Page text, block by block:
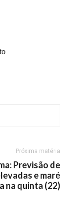
Próxima matéria
Previsão de
e maré
na quinta (22)